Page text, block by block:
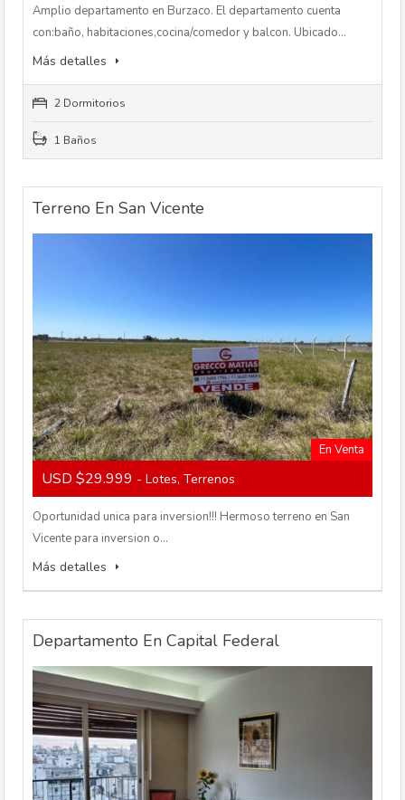
Amplio departamento en Burzaco. El departamento cuenta
con:baño, habitaciones,cocina/comedor y balcon. Ubicado…
Más detalles
2 Dormitorios
1 Baños
Terreno En San Vicente
En Venta
USD $29.999 - Lotes, Terrenos
Oportunidad unica para inversion!!! Hermoso terreno en San
Vicente para inversion o…
Más detalles
Departamento En Capital Federal